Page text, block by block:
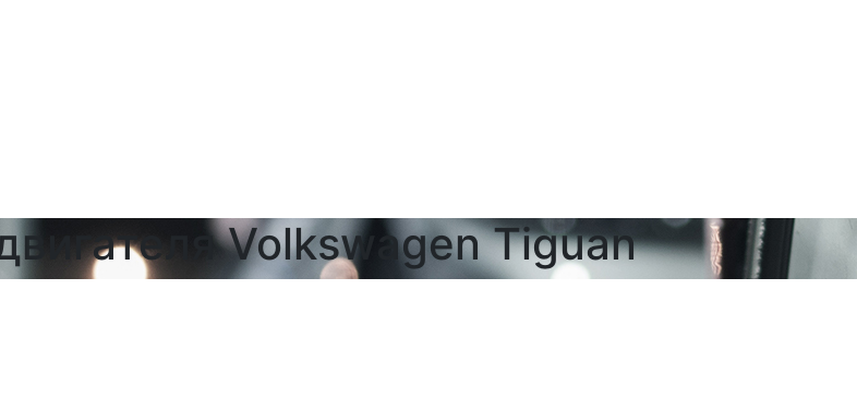
Volkswagen Tiguan